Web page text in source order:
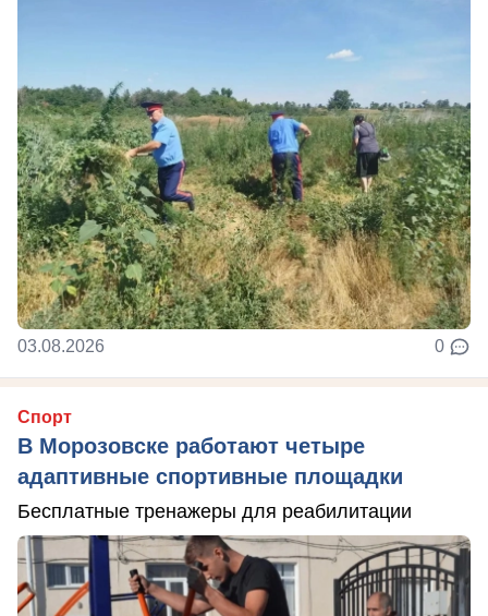
03.08.2026 0
Спорт
В Морозовске работают четыре
адаптивные спортивные площадки
Бесплатные тренажеры для реабилитации